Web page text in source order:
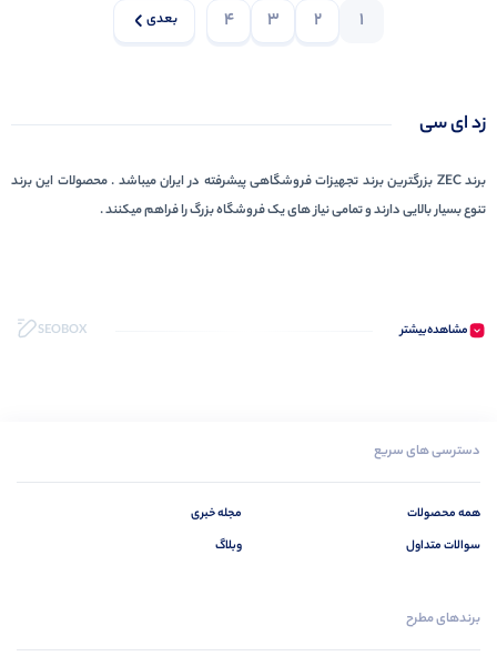
1
2
3
4 بعدی
زد ای سی
برند ZEC بزرگترین برند تجهیزات فروشگاهی پیشرفته در ایران میباشد . محصولات این برند
تنوع بسیار بالایی دارند و تمامی نیاز های یک فروشگاه بزرگ را فراهم میکنند .
مشاهده‌بیشتر SEOBOX
دسترسی های سریع
همه محصولات
سوالات متداول
مجله خبری
وبلاگ
برندهای مطرح